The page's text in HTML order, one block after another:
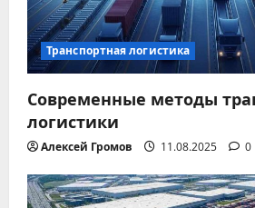
о
з
а
п
и
Транспортная логистика
Современные методы
логистики
Алексей Громов 11.08.2025 0